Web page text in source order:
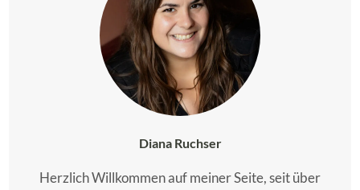
Diana Ruchser
Herzlich Willkommen auf meiner Seite, seit über